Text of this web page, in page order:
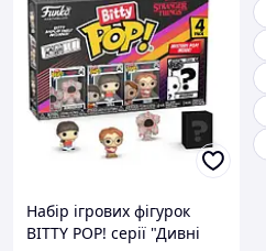
Набір ігрових фігурок
BITTY POP! серії "Дивні